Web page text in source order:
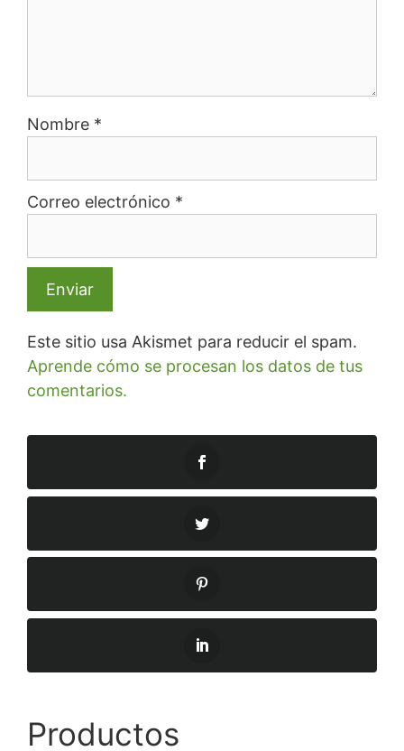
Nombre *
Correo electrónico *
Este sitio usa Akismet para reducir el spam.
Aprende cómo se procesan los datos de tus
comentarios.
Productos